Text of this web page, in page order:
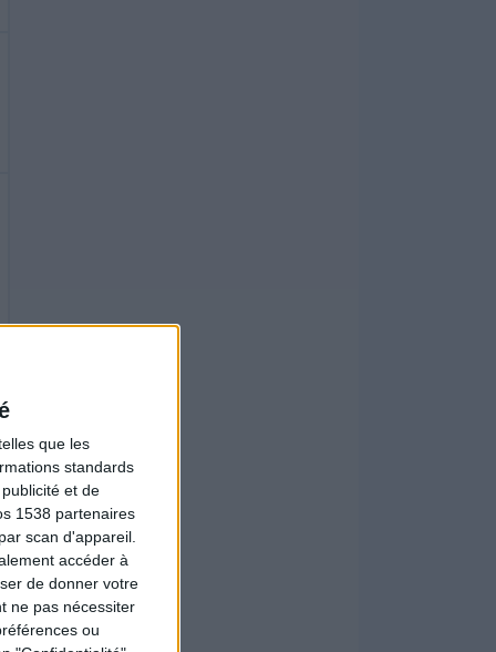
que les
standards
et de
1538 partenaires
scan d'appareil.
accéder à
de donner votre
ne pas nécessiter
ou